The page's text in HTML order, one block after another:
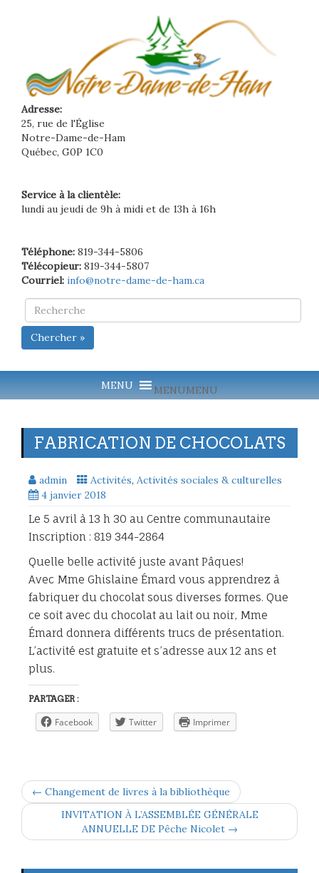
Adresse:
25, rue de l'Église
Notre-Dame-de-Ham
Québec, G0P 1C0
Service à la clientèle:
lundi au jeudi de 9h à midi et de 13h à 16h
Téléphone: 819-344-5806
Télécopieur: 819-344-5807
Courriel: info@notre-dame-de-ham.ca
Chercher »
MENUMENU
FABRICATION DE CHOCOLATS
admin Activités, Activités sociales & culturelles
4 janvier 2018
Le 5 avril à 13 h 30 au Centre communautaire
Inscription : 819 344-2864
Quelle belle activité juste avant Pâques!
Avec Mme Ghislaine Émard vous apprendrez à
fabriquer du chocolat sous diverses formes. Que
ce soit avec du chocolat au lait ou noir, Mme
Émard donnera différents trucs de présentation.
L’activité est gratuite et s’adresse aux 12 ans et
plus.
PARTAGER :
Facebook Twitter Imprimer
← Changement de livres à la bibliothèque
INVITATION À L’ASSEMBLÉE GÉNÉRALE
ANNUELLE DE Pêche Nicolet →